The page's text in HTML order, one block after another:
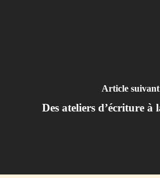
Article suivant
Des ateliers d’écriture à